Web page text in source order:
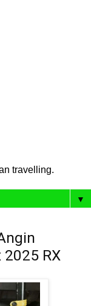
travelling.
▼
2025 RX